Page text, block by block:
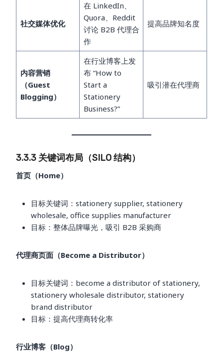
社交媒体优化
在 LinkedIn、
Quora、Reddit
讨论 B2B 代理合
作
提高品牌知名度
内容营销
（Guest
Blogging）
在行业博客上发
布 “How to
Start a
Stationery
Business?”
吸引潜在代理商
3.3.3 关键词布局（SILO 结构）
首页（Home）
目标关键词：stationery supplier, stationery
wholesale, office supplies manufacturer
目标：整体品牌曝光，吸引 B2B 采购商
代理商页面（Become a Distributor）
目标关键词：become a distributor of stationery,
stationery wholesale distributor, stationery
brand distributor
目标：提高代理商转化率
行业博客（Blog）